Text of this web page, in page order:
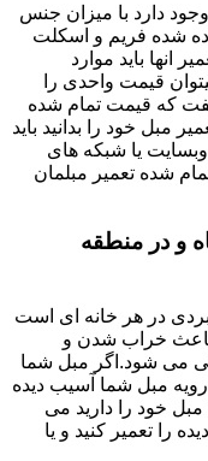
دارد با میزان جنس
شده فریم و اسکلت
انها باید موارد
قیمت واحدی را
که قیمت تمام شده
مبل خود را بدانید باید
یا شبکه های
شده تعمیر مبلمان
و در منطقه
در هر خانه ای است
باعث خراب شدن و
می شود.اگر مبل شما
مبل شما آسیب دیده
خود را دارید می
را تعمیر کنید و یا